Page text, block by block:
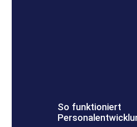
So funktioniert